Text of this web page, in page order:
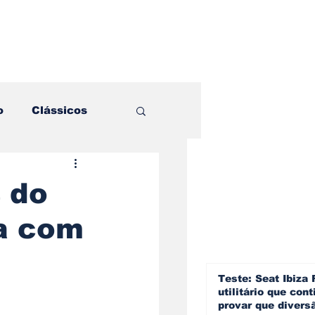
Clássicos
e Comparativos
do
com
Teste: Seat Ibiza
utilitário que
provar que